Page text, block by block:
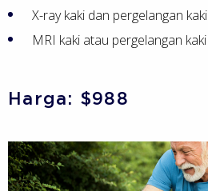
X-ray kaki dan pergelangan kaki
MRI kaki atau pergelangan kaki
Harga: $988